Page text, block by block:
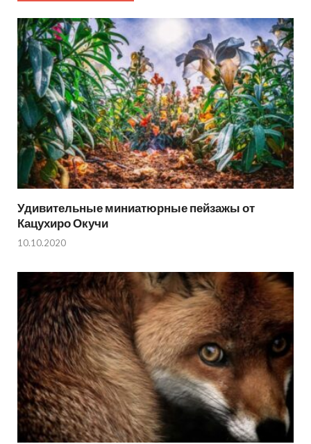
Удивительные миниатюрные пейзажы от
Кацухиро Окучи
10.10.2020